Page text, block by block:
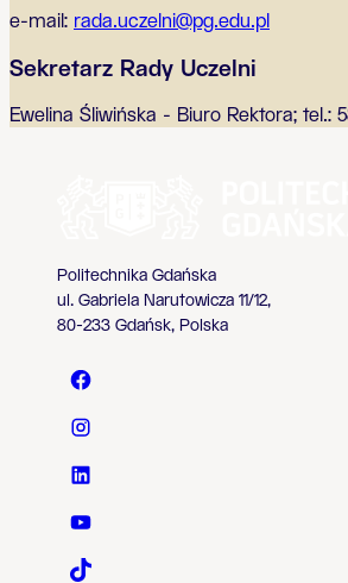
e-mail: rada.uczelni@pg.edu.pl
Sekretarz Rady Uczelni
Ewelina Śliwińska - Biuro Rektora; tel.:
Politechnika Gdańska
ul. Gabriela Narutowicza 11/12,
80-233 Gdańsk, Polska
Politechnika Gdańska - Facebook
Politechnika Gdańska - Instagram
Politechnika Gdańska - LinkedIn
Politechnika Gdańska - YouTube
Politechnika Gdańska - TaikTok